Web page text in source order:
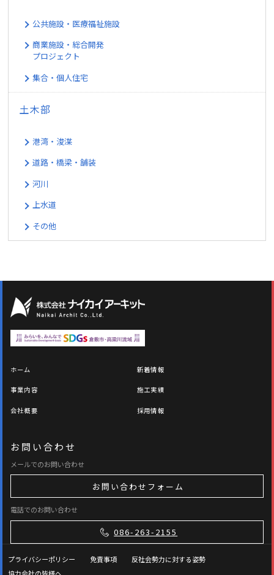
公共施設・医療福祉施設
商業施設・総合開発
プロジェクト
集合・個人住宅
土木部
港湾・浚渫
道路・橋梁・舗装
河川
上水道
その他
ホーム 新着情報
事業内容 施工実績
会社概要 採用情報
お問い合わせ
メールでのお問い合わせ
お問い合わせフォーム
電話でのお問い合わせ
086-263-2155
プライバシーポリシー 免責事項
反社会勢力に対する姿勢
協力会社の皆様へ